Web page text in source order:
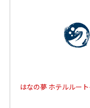
はなの夢 ホテルルー